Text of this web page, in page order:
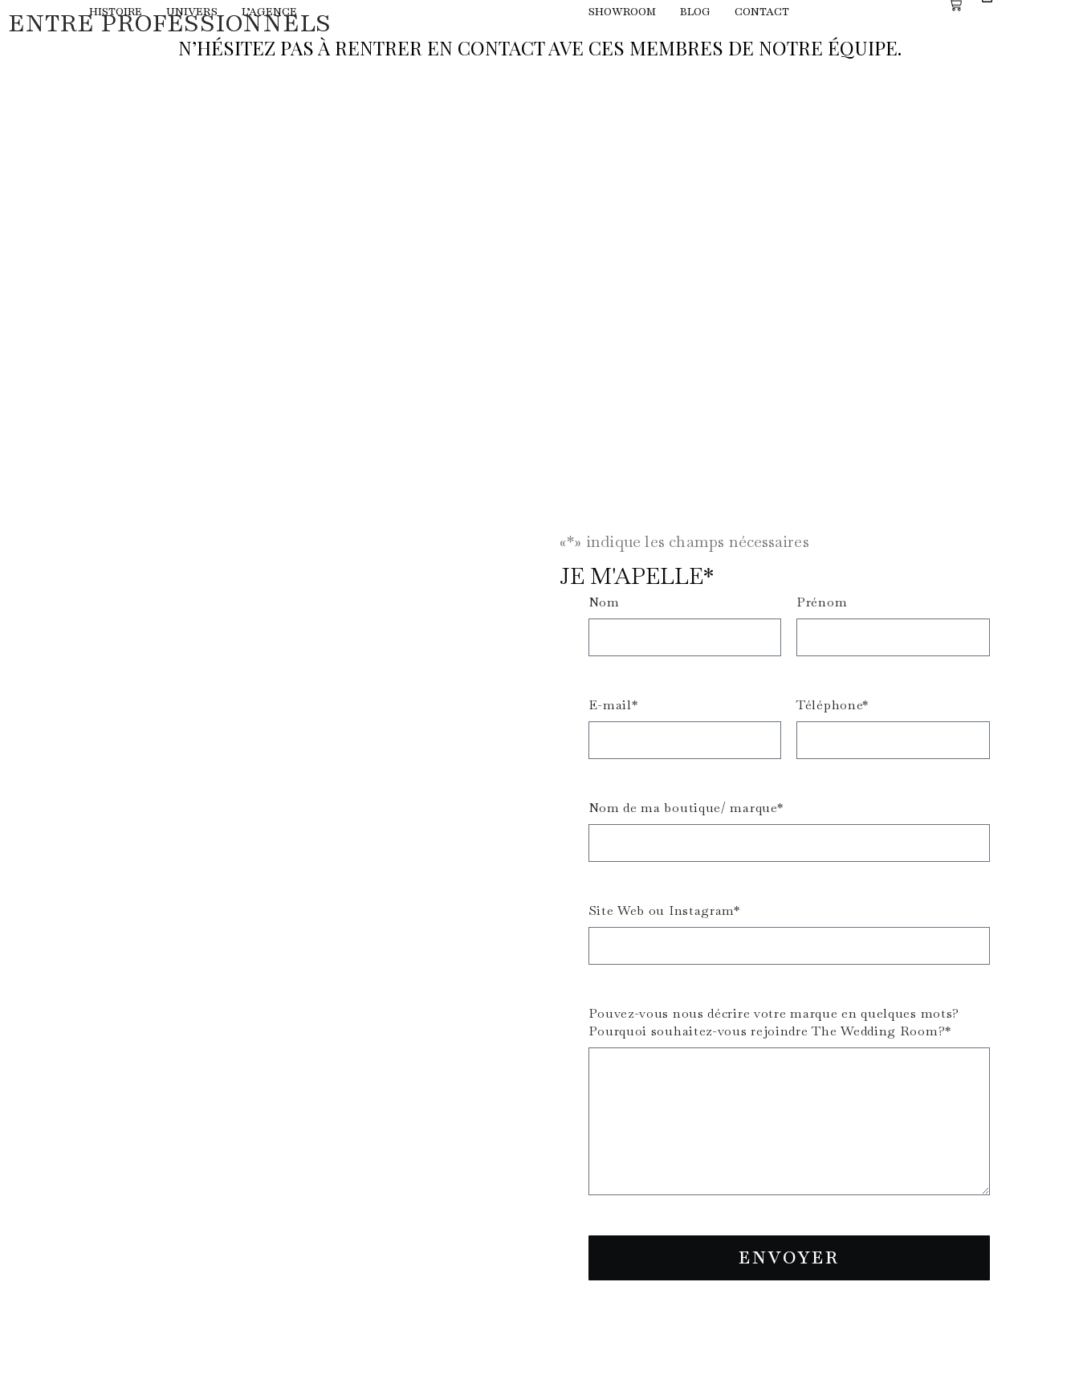
HISTOIRE UNIVERS L’AGENCE SHOWROOM BLOG CONTACT
ENTRE PROFESSIONNELS
N’HÉSITEZ PAS À RENTRER EN CONTACT AVE CES MEMBRES DE NOTRE ÉQUIPE.
«*» indique les champs nécessaires
JE M'APELLE*
Nom Prénom
E-mail* Téléphone*
Nom de ma boutique/ marque*
Site Web ou Instagram*
Pouvez-vous nous décrire votre marque en quelques mots?
Pourquoi souhaitez-vous rejoindre The Wedding Room?*
ENVOYER